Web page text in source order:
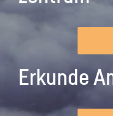
Erkunde